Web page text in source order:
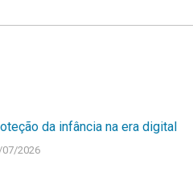
da infância na era digital
07/2026